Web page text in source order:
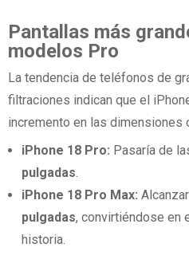
Pantallas más
modelos Pro
La tendencia de teléfonos de
filtraciones indican que el
incremento en las dimensiones
iPhone 18 Pro: Pasaría de
pulgadas.
iPhone 18 Pro Max:
pulgadas, convirtiéndose en
historia.